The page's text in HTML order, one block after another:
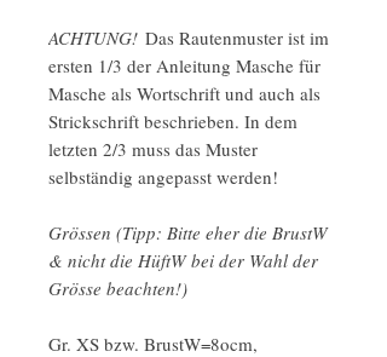
ACHTUNG! Das Rautenmuster ist im
ersten 1/3 der Anleitung Masche für
Masche als Wortschrift und auch als
Strickschrift beschrieben. In dem
letzten 2/3 muss das Muster
selbständig angepasst werden!
Grössen (Tipp: Bitte eher die BrustW
& nicht die HüftW bei der Wahl der
Grösse beachten!)
Gr. XS bzw. BrustW=8ocm,